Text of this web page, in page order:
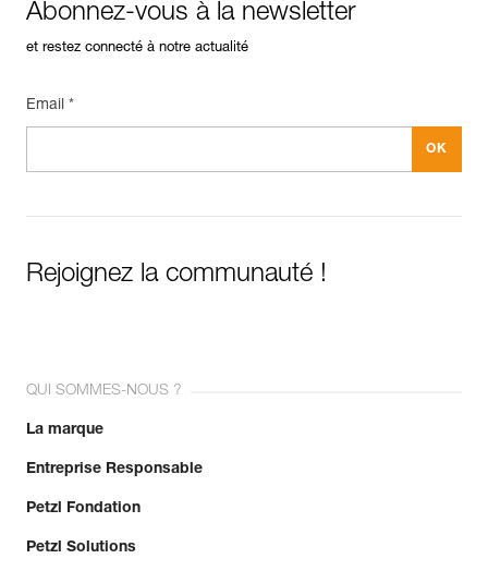
Abonnez-vous à la newsletter
et restez connecté à notre actualité
Email *
Rejoignez la communauté !
QUI SOMMES-NOUS ?
La marque
Entreprise Responsable
Petzl Fondation
Petzl Solutions